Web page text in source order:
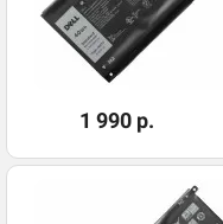
1 990 р.